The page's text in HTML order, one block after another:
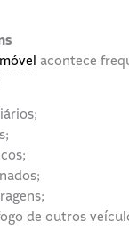
acontece
de outros